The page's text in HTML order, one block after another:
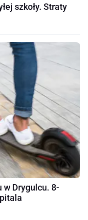
szkoły. Straty
w Drygulcu. 8-